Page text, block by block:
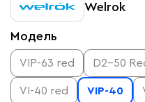
Welrok
Модель
VIP-63 red D2-50
VI-40 red VIP-40